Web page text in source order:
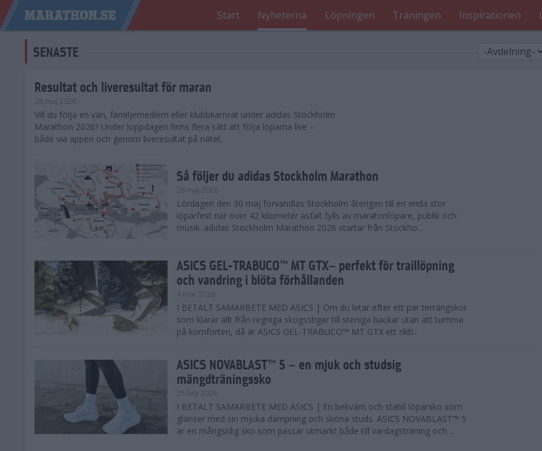
Start Nyheterna Löpningen Träningen Inspirationen
SENASTE
Resultat och liveresultat för maran
28 maj 2026
​Vill du följa en vän, familjemedlem eller klubbkamrat under adidas Stockholm
Marathon 2026? Under loppdagen finns flera sätt att följa löparna live –
både via appen och genom liveresultat på nätet.
Så följer du adidas Stockholm Marathon
28 maj 2026
Lördagen den 30 maj förvandlas Stockholm återigen till en enda stor
löparfest när över 42 kilometer asfalt fylls av maratonlöpare, publik och
musik. adidas Stockholm Marathon 2026 startar från Stockho...
ASICS GEL-TRABUCO™ MT GTX– perfekt för traillöpning
och vandring i blöta förhållanden
4 mar 2026
I BETALT SAMARBETE MED ASICS | Om du letar efter ett par terrängskor
som klarar allt från regniga skogsstigar till steniga backar utan att tumma
på komforten, då är ASICS GEL-TRABUCO™ MT GTX ett rikti...
ASICS NOVABLAST™ 5 – en mjuk och studsig
mängdträningssko
25 feb 2026
I BETALT SAMARBETE MED ASICS | En bekväm och stabil löparsko som
glänser med sin mjuka dämpning och sköna studs. ASICS NOVABLAST™ 5
är en mångsidig sko som passar utmärkt både till vardagsträning och ...